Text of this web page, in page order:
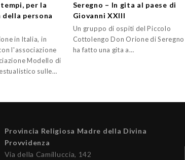
per la
persona
in Italia, in
l'associazione
Modello di
sulle…
Seregno – In gita al paese di
Giovanni XXIII
Un gruppo di ospiti del Piccolo
Cottolengo Don Orione di Seregno
ha fatto una gita a…
Provincia Religiosa Madre della Divina
Provvidenza
Via della Camilluccia, 142